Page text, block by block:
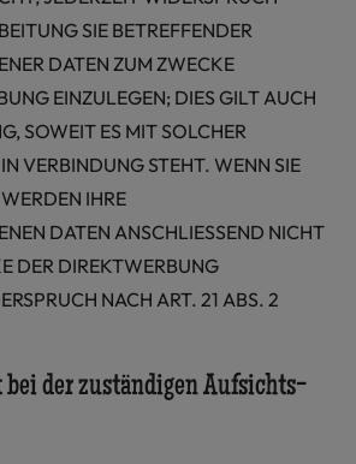
SIE BETREFFENDER
DATEN ZUM ZWECKE
EINZULEGEN; DIES GILT AUCH
SOWEIT ES MIT SOLCHER
VERBINDUNG STEHT. WENN SIE
IHRE
DATEN ANSCHLIESSEND NICHT
DER DIREKTWERBUNG
NACH ART. 21 ABS. 2
bei der zuständigen Aufsichts­